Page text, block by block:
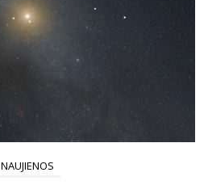
NAUJIENOS